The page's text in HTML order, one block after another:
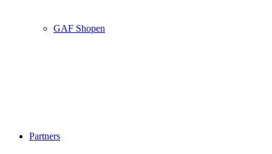
GAF Shopen
Partners